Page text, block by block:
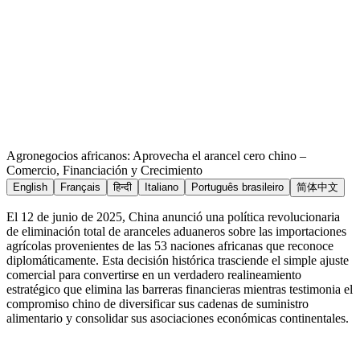
Agronegocios africanos: Aprovecha el arancel cero chino –
Comercio, Financiación y Crecimiento
English Français हिन्दी Italiano Português brasileiro 简体中文
El 12 de junio de 2025, China anunció una política revolucionaria
de eliminación total de aranceles aduaneros sobre las importaciones
agrícolas provenientes de las 53 naciones africanas que reconoce
diplomáticamente. Esta decisión histórica trasciende el simple ajuste
comercial para convertirse en un verdadero realineamiento
estratégico que elimina las barreras financieras mientras testimonia el
compromiso chino de diversificar sus cadenas de suministro
alimentario y consolidar sus asociaciones económicas continentales.